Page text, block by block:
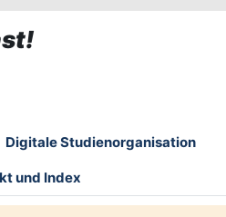
Digitale Studienorganisation
und Index